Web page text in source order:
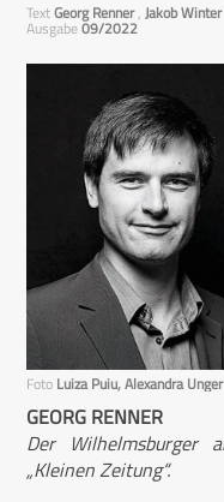
TextGeorg Renner, Jakob Winter
Ausgabe09/2022
Foto Luiza Puiu, Alexandra Unger
GEORG RENNER
Der Wilhelmsburger
„Kleinen Zeitung“.